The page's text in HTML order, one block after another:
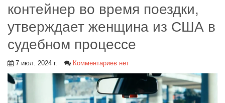
контейнер во время поездки,
утверждает женщина из США в
судебном процессе
7 июл. 2024 г. Комментариев нет